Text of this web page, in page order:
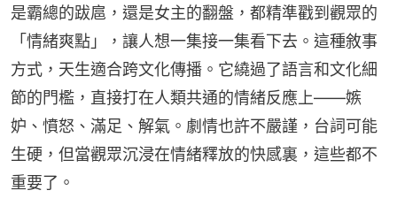
是霸總的跋扈，還是女主的翻盤，都精準戳到觀眾的
「情緒爽點」，讓人想一集接一集看下去。這種敘事
方式，天生適合跨文化傳播。它繞過了語言和文化細
節的門檻，直接打在人類共通的情緒反應上——嫉
妒、憤怒、滿足、解氣。劇情也許不嚴謹，台詞可能
生硬，但當觀眾沉浸在情緒釋放的快感裏，這些都不
重要了。